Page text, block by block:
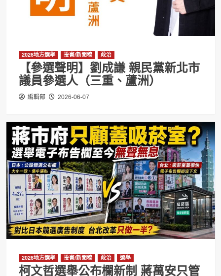
2026地方選舉 投書/新聞稿 政治
【參選聲明】劉成謙 親民黨新北市
議員參選人（三重、蘆洲）
編輯部 2026-06-07
2026地方選舉 投書/新聞稿 政治 選舉
柯文哲選舉公布欄新制 蔣萬安只管